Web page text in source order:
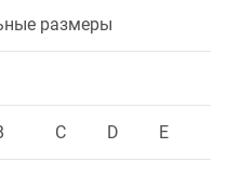
размеры
C D E